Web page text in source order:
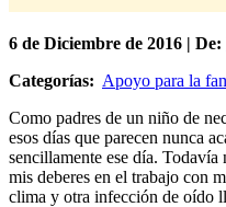
6 de Diciembre de 2016 | De:
Categorías: Apoyo para la
Como padres de un niño de
esos días que parecen nunca
sencillamente ese día.
mis deberes en el trabajo con
clima y otra infección de oído